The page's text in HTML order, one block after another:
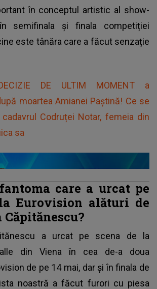
în conceptul artistic al show-
semifinala și finala competiției
este tânăra care a făcut senzație
DE ULTIM MOMENT a
moartea Amianei Paștină! Ce se
Codruței Notar, femeia din
sa
care a urcat pe
Eurovision alături de
a urcat pe scena de la
din Viena în cea de-a doua
de pe 14 mai, dar și în finala de
noastră a făcut furori cu piesa